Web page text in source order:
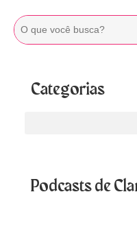
Categorias
Podcasts de